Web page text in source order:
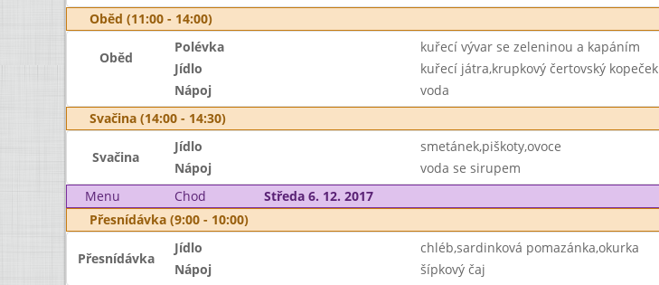
Oběd (11:00 - 14:00)
Oběd
Polévka kuřecí vývar se zeleninou a kapáním
Jídlo
kuřecí játra,krupkový čertovský kopeček
Nápoj
voda
Svačina (14:00 - 14:30)
Svačina
Jídlo smetánek,piškoty,ovoce
Nápoj
voda se sirupem
Menu
Chod Středa 6. 12. 2017
Přesnídávka (9:00 - 10:00)
Přesnídávka
Jídlo chléb,sardinková pomazánka,okurka
Nápoj
šípkový čaj